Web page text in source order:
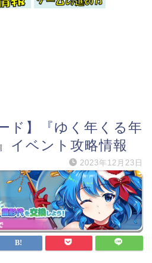
ド】『ゆく年くる年
イベント攻略情報
2023年12月23日